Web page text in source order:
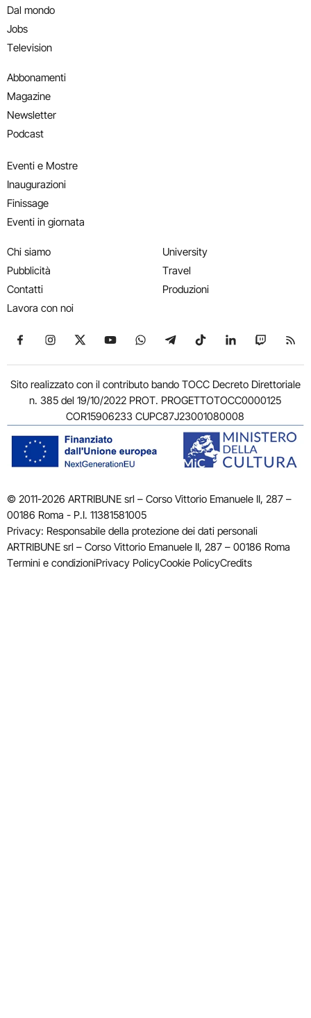
Dal mondo
Jobs
Television
Abbonamenti
Magazine
Newsletter
Podcast
Eventi e Mostre
Inaugurazioni
Finissage
Eventi in giornata
Chi siamo
Pubblicità
Contatti
Lavora con noi
University
Travel
Produzioni
Seguici su Facebook
Seguici su Instagram
Seguici su X
Seguici su YouTube
Seguici su WhatsApp
Seguici su Telegram
Seguici su TikTok
Seguici su
Seguici
Sito realizzato con il contributo bando TOCC Decreto Direttoriale
n. 385 del 19/10/2022 PROT. PROGETTOTOCC0000125
COR15906233 CUPC87J23001080008
© 2011-2026 ARTRIBUNE srl – Corso Vittorio Emanuele II, 287 –
00186 Roma - P.I. 11381581005
Privacy: Responsabile della protezione dei dati personali
ARTRIBUNE srl – Corso Vittorio Emanuele II, 287 – 00186 Roma
Termini e condizioniPrivacy PolicyCookie PolicyCredits